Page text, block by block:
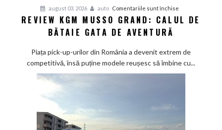
august 03, 2026 auto Comentariile sunt închise
Review
Grand:
Calul
de
REVIEW KGM MUSSO GRAND: CALUL DE
BĂTAIE GATA DE AVENTURĂ
Piața pick-up-urilor din România a devenit extrem de
competitivă, însă puține modele reușesc să îmbine cu...